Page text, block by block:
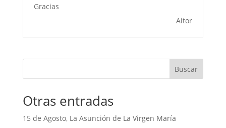
Gracias
Aitor
Buscar
Otras entradas
15 de Agosto, La Asunción de La Virgen María